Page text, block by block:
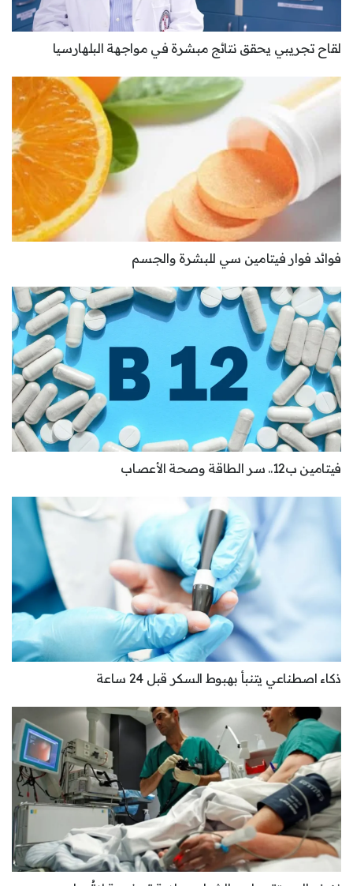
لقاح تجريبي يحقق نتائج مبشرة في مواجهة البلهارسيا
فوائد فوار فيتامين سي للبشرة والجسم
فيتامين ب12.. سر الطاقة وصحة الأعصاب
ذكاء اصطناعي يتنبأ بهبوط السكر قبل 24 ساعة